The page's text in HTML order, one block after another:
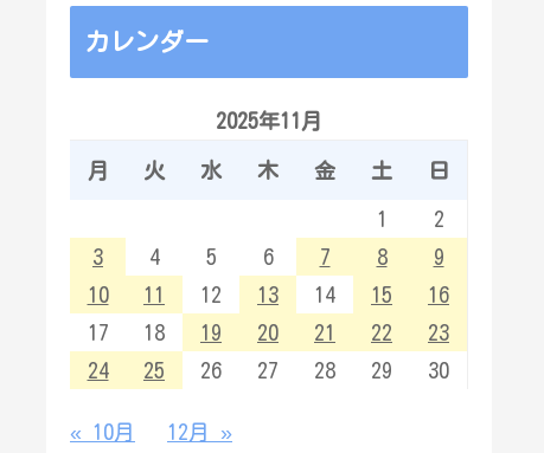
カレンダー
2025年11月
月 火 水 木 金 土 日
1
2
3
4 5 6 7 8
9
10
11 12 13 14 15
16
17
18 19 20 21 22
23
24
25 26 27 28 29 30
« 10月 12月 »